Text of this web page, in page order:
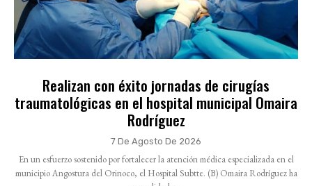
Realizan con éxito jornadas de cirugías
traumatológicas en el hospital municipal Omaira
Rodríguez
7 De Agosto De 2026
En un esfuerzo sostenido por fortalecer la atención médica especializada en el
municipio Angostura del Orinoco, el Hospital Subtte. (B) Omaira Rodríguez ha